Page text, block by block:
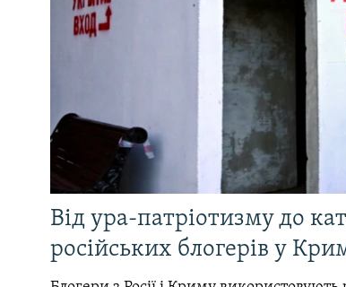
Від ура-патріотизму до
російських блогерів у